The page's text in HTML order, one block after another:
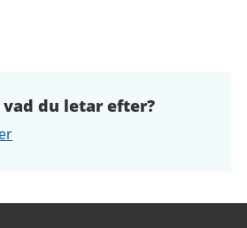
du letar efter?